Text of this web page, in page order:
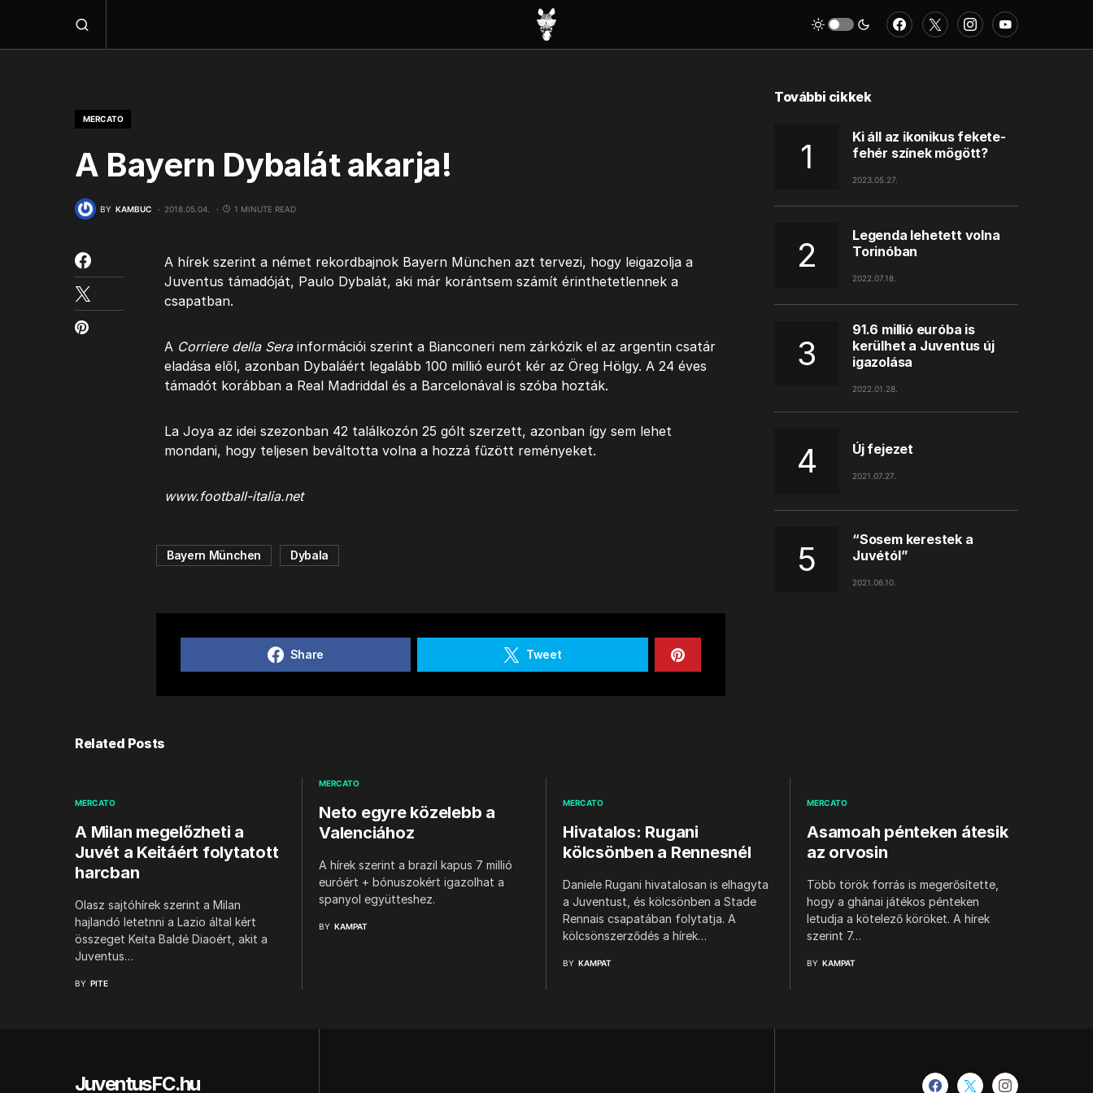
MERCATO
A Bayern Dybalát akarja!
BY KAMBUC 2018.05.04. 1 MINUTE READ
A hírek szerint a német rekordbajnok Bayern München azt tervezi, hogy leigazolja a
Juventus támadóját, Paulo Dybalát, aki már korántsem számít érinthetetlennek a
csapatban.
A Corriere della Serainformációi szerint a Bianconeri nem zárkózik el az argentin csatár
eladása elől, azonban Dybaláért legalább 100 millió eurót kér az Öreg Hölgy. A 24 éves
támadót korábban a Real Madriddal és a Barcelonával is szóba hozták.
La Joya az idei szezonban 42 találkozón 25 gólt szerzett, azonban így sem lehet
mondani, hogy teljesen beváltotta volna a hozzá fűzött reményeket.
www.football-italia.net
Bayern München Dybala
Share Tweet
További cikkek
Ki áll az ikonikus fekete-
fehér színek mögött?
2023.05.27.
Legenda lehetett volna
Torinóban
2022.07.18.
91.6 millió euróba is
kerülhet a Juventus új
igazolása
2022.01.28.
Új fejezet
2021.07.27.
“Sosem kerestek a
Juvétól”
2021.06.10.
Related Posts
MERCATO
A Milan megelőzheti a
Juvét a Keitáért folytatott
harcban
Olasz sajtóhírek szerint a Milan
hajlandó letetnni a Lazio által kért
összeget Keita Baldé Diaoért, akit a
Juventus…
BY PITE
MERCATO
Neto egyre közelebb a
Valenciához
A hírek szerint a brazil kapus 7 millió
euróért + bónuszokért igazolhat a
spanyol együtteshez.
BY KAMPAT
MERCATO
Hivatalos: Rugani
kölcsönben a Rennesnél
Daniele Rugani hivatalosan is elhagyta
a Juventust, és kölcsönben a Stade
Rennais csapatában folytatja. A
kölcsönszerződés a hírek…
BY KAMPAT
MERCATO
Asamoah pénteken átesik
az orvosin
Több török forrás is megerősítette,
hogy a ghánai játékos pénteken
letudja a kötelező köröket. A hírek
szerint 7…
BY KAMPAT
JuventusFC.hu